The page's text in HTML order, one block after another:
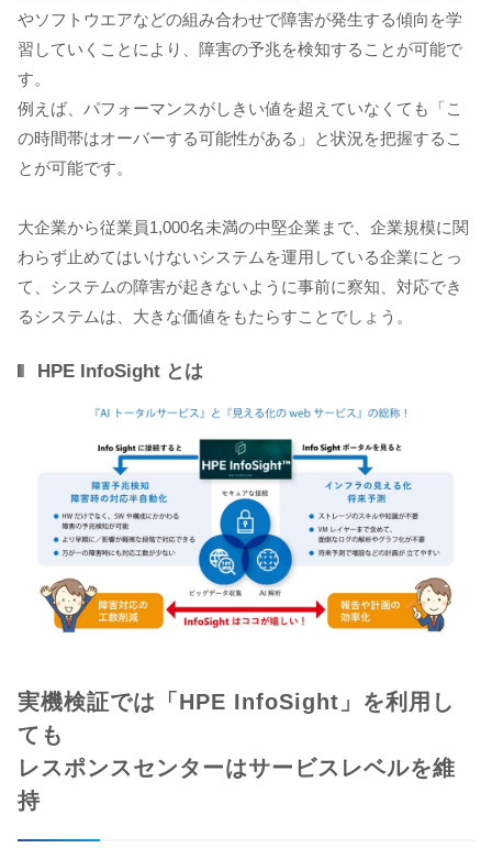
やソフトウエアなどの組み合わせで障害が発生する傾向を学
習していくことにより、障害の予兆を検知することが可能で
す。
例えば、パフォーマンスがしきい値を超えていなくても「こ
の時間帯はオーバーする可能性がある」と状況を把握するこ
とが可能です。
大企業から従業員1,000名未満の中堅企業まで、企業規模に関
わらず止めてはいけないシステムを運用している企業にとっ
て、システムの障害が起きないように事前に察知、対応でき
るシステムは、大きな価値をもたらすことでしょう。
HPE InfoSight とは
実機検証では「HPE InfoSight」を利用し
ても
レスポンスセンターはサービスレベルを維
持